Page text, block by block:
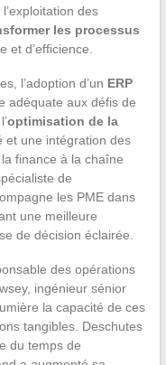
des
les processus
d’efficience.
l’adoption d’un ERP
adéquate aux défis de
optimisation de la
et une intégration des
finance à la chaîne
de
les PME dans
une meilleure
de décision éclairée.
des opérations
ingénieur sénior
la capacité de ces
tangibles. Deschutes
du temps de